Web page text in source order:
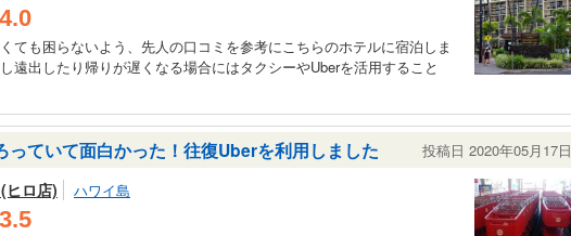
4.0
ても困らないよう、先人の口コミを参考にこちらのホテルに宿泊しま
遠出したり帰りが遅くなる場合にはタクシーやUberを活用すること
っていて面白かった！往復Uberを利用しました 投稿日 2020年05月17日
ヒロ店) ハワイ島
3.5